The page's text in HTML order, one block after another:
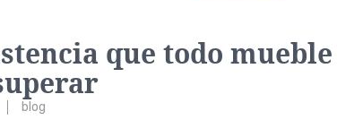
que todo
blog